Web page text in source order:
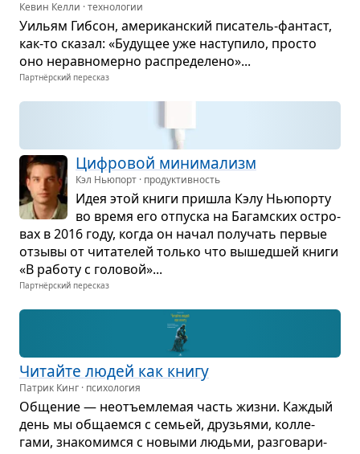
Кевин Келли · технологии
Уильям Гиб­сон, аме­ри­кан­ский писа­тель-фан­таст,
как-то ска­зал: «Буду­щее уже насту­пило, про­сто
оно нерав­но­мерно рас­пре­де­лено»...
Партнёрский пересказ
Циф­ро­вой мини­ма­лизм
Кэл Ньюпорт · продуктивность
Идея этой книги при­шла Кэлу Нью­порту
во время его отпуска на Багам­ских остро­
вах в 2016 году, когда он начал полу­чать пер­вые
отзывы от чита­те­лей только что вышед­шей книги
«В работу с голо­вой»...
Партнёрский пересказ
Читайте людей как книгу
Патрик Кинг · психология
Обще­ние — неотъем­ле­мая часть жизни. Каж­дый
день мы обща­емся с семьей, дру­зьями, кол­ле­
гами, зна­ко­мимся с новыми людьми, раз­го­ва­ри­